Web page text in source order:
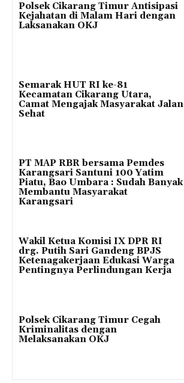
Polsek Cikarang Timur Antisipasi
Kejahatan di Malam Hari dengan
Laksanakan OKJ
Semarak HUT RI ke-81
Kecamatan Cikarang Utara,
Camat Mengajak Masyarakat Jalan
Sehat
PT MAP RBR bersama Pemdes
Karangsari Santuni 100 Yatim
Piatu, Bao Umbara : Sudah Banyak
Membantu Masyarakat
Karangsari
Wakil Ketua Komisi IX DPR RI
drg. Putih Sari Gandeng BPJS
Ketenagakerjaan Edukasi Warga
Pentingnya Perlindungan Kerja
Polsek Cikarang Timur Cegah
Kriminalitas dengan
Melaksanakan OKJ